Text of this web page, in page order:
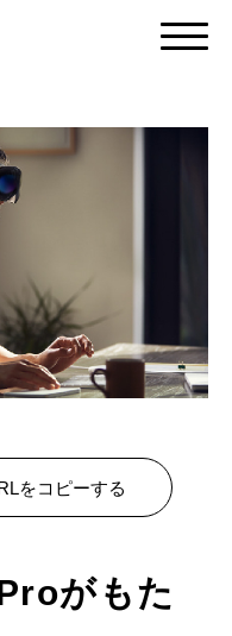
をコピーする
がもた